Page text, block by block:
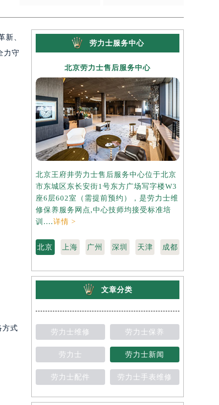
新、
力守
方式
劳力士服务中心
北京劳力士售后服务中心
北京王府井劳力士售后服务中心位于北京
市东城区东长安街1号东方广场写字楼W3
座6层602室（需提前预约），是劳力士维
修保养服务网点,中心技师均接受标准培
训....详情 >
北京 上海 广州 深圳 天津 成都
文章分类
劳力士维修 劳力士保养
劳力士 劳力士新闻
劳力士配件 劳力士手表维修